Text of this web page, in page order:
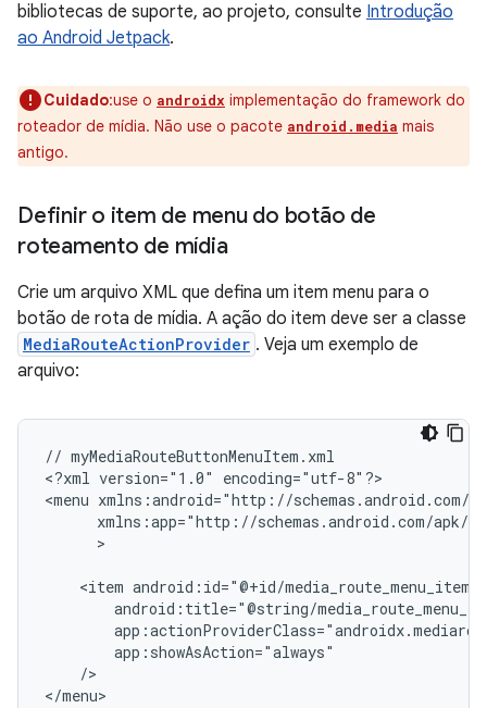
bibliotecas de suporte, ao projeto, consulte Introdução
ao Android Jetpack.
Cuidado:use o androidx implementação do framework do
roteador de mídia. Não use o pacote android.media mais
antigo.
Definir o item de menu do botão de
roteamento de mídia
Crie um arquivo XML que defina um item menu para o
botão de rota de mídia. A ação do item deve ser a classe
MediaRouteActionProvider . Veja um exemplo de
arquivo:
// myMediaRouteButtonMenuItem.xml
<?xml version="1.0"
encoding="utf-8"?>
<menu
>
<item
/>
</menu>